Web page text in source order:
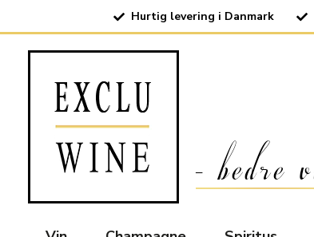
Hurtig levering i Danmark